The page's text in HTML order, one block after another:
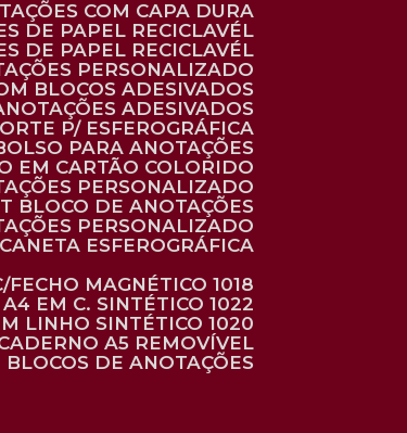
COM CAPA DURA
DE PAPEL RECICLAVÉL
DE PAPEL RECICLAVÉL
PERSONALIZADO
BLOCOS ADESIVADOS
ADESIVADOS
P/ ESFEROGRÁFICA
PARA ANOTAÇÕES
EM CARTÃO COLORIDO
PERSONALIZADO
BLOCO DE ANOTAÇÕES
PERSONALIZADO
ESFEROGRÁFICA
FECHO MAGNÉTICO 1018
A4 EM C. SINTÉTICO 1022
LINHO SINTÉTICO 1020
A5 REMOVÍVEL
BLOCOS DE ANOTAÇÕES